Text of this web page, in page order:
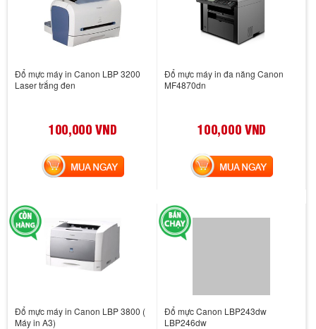
Đổ mực máy in Canon LBP 3200
Laser trắng đen
100,000 VND
MUA NGAY
Đổ mực máy in đa năng Canon
MF4870dn
100,000 VND
MUA NGAY
Đổ mực máy in Canon LBP 3800 (
Máy in A3)
Đổ mực Canon LBP243dw
LBP246dw